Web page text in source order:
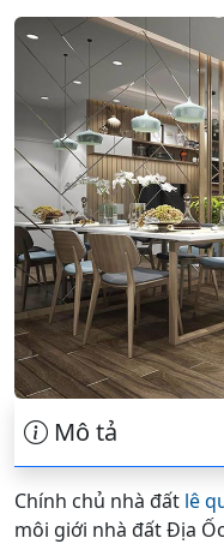
Mô tả
Chính chủ nhà đất lê
môi giới nhà đất Địa